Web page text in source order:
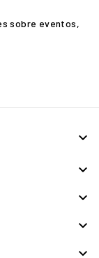
sobre eventos,




